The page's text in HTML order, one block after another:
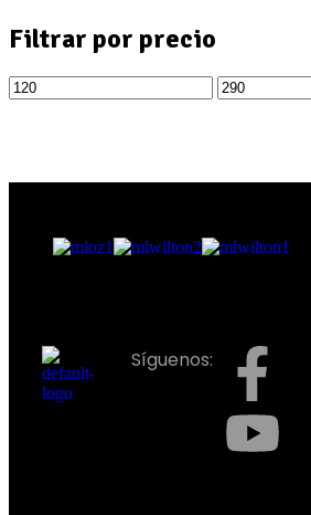
Filtrar por precio
Síguenos: